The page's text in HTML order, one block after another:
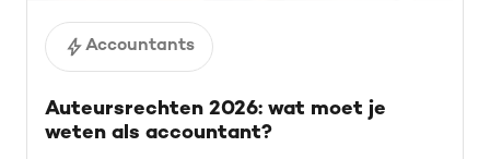
Accountants
Auteursrechten 2026: wat moet je
weten als accountant?